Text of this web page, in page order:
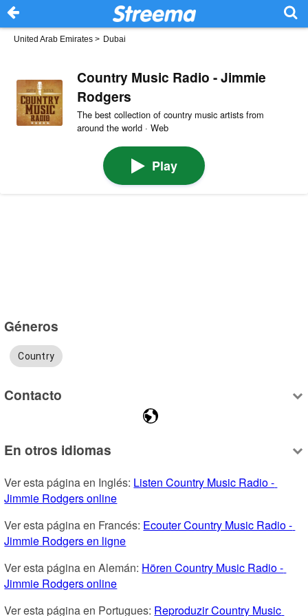
United Arab Emirates > Dubai
Country Music Radio - Jimmie
Rodgers
The best collection of country music artists from
around the world · Web
Play
Géneros
Country
Contacto
En otros idiomas
Ver esta página en Inglés: Listen Country Music Radio -
Jimmie Rodgers online
Ver esta página en Francés: Ecouter Country Music Radio -
Jimmie Rodgers en ligne
Ver esta página en Alemán: Hören Country Music Radio -
Jimmie Rodgers online
Ver esta página en Portugues: Reproduzir Country Music